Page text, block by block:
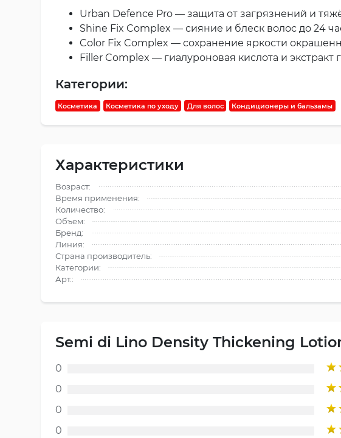
Urban Defence Pro — защита от загрязнений и
Shine Fix Complex — сияние и блеск волос до 24
Color Fix Complex — сохранение яркости
Filler Complex — гиалуроновая кислота и
Категории:
Косметика Косметика по уходу Для волос Кондиционеры и бальзамы
Характеристики
Возраст:
Время применения:
Количество:
Объем:
Бренд:
Линия:
Страна производитель:
Категории:
Арт.:
Semi di Lino Density Thickening
0
0
0
0